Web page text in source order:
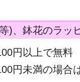
)、鉢花のラッ
円以上で無料
円未満の場合